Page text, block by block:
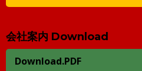
会社案内 Download
Download.PDF